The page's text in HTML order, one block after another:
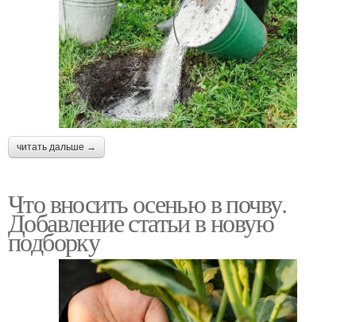
читать дальше →
Что вносить осенью в почву.
Добавление статьи в новую
подборку